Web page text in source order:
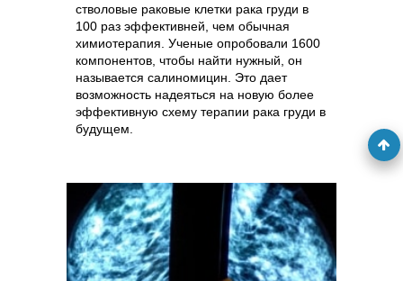
стволовые раковые клетки рака груди в
100 раз эффективней, чем обычная
химиотерапия. Ученые опробовали 1600
компонентов, чтобы найти нужный, он
называется салиномицин. Это дает
возможность надеяться на новую более
эффективную схему терапии рака груди в
будущем.